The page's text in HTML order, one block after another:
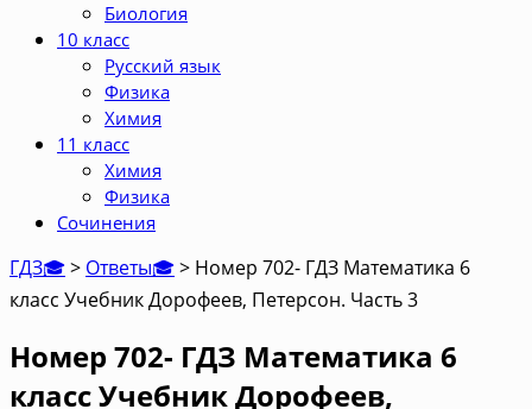
Биология
10 класс
Русский язык
Физика
Химия
11 класс
Химия
Физика
Сочинения
ГДЗ🎓> Ответы🎓> Номер 702- ГДЗ Математика 6
класс Учебник Дорофеев, Петерсон. Часть 3
Номер 702- ГДЗ Математика 6
класс Учебник Дорофеев,